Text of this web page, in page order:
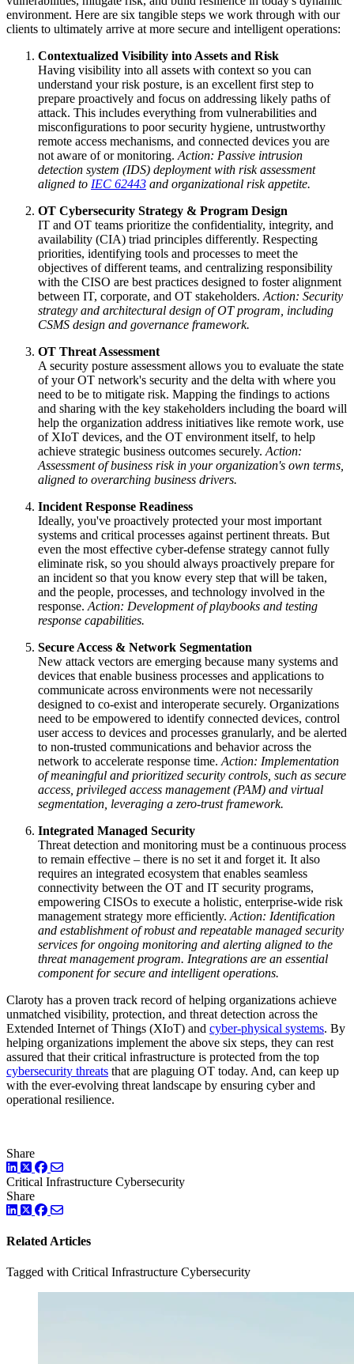
environment. Here are six tangible steps we work through with our
clients to ultimately arrive at more secure and intelligent operations:
Contextualized Visibility into Assets and Risk
Having visibility into all assets with context so you can
understand your risk posture, is an excellent first step to
prepare proactively and focus on addressing likely paths of
attack. This includes everything from vulnerabilities and
misconfigurations to poor security hygiene, untrustworthy
remote access mechanisms, and connected devices you are
not aware of or monitoring. Action: Passive intrusion
detection system (IDS) deployment with risk assessment
aligned to IEC 62443 and organizational risk appetite.
OT Cybersecurity Strategy & Program Design
IT and OT teams prioritize the confidentiality, integrity, and
availability (CIA) triad principles differently. Respecting
priorities, identifying tools and processes to meet the
objectives of different teams, and centralizing responsibility
with the CISO are best practices designed to foster alignment
between IT, corporate, and OT stakeholders. Action: Security
strategy and architectural design of OT program, including
CSMS design and governance framework.
OT Threat Assessment
A security posture assessment allows you to evaluate the state
of your OT network's security and the delta with where you
need to be to mitigate risk. Mapping the findings to actions
and sharing with the key stakeholders including the board will
help the organization address initiatives like remote work, use
of XIoT devices, and the OT environment itself, to help
achieve strategic business outcomes securely. Action:
Assessment of business risk in your organization's own terms,
aligned to overarching business drivers.
Incident Response Readiness
Ideally, you've proactively protected your most important
systems and critical processes against pertinent threats. But
even the most effective cyber-defense strategy cannot fully
eliminate risk, so you should always proactively prepare for
an incident so that you know every step that will be taken,
and the people, processes, and technology involved in the
response. Action: Development of playbooks and testing
response capabilities.
Secure Access & Network Segmentation
New attack vectors are emerging because many systems and
devices that enable business processes and applications to
communicate across environments were not necessarily
designed to co-exist and interoperate securely. Organizations
need to be empowered to identify connected devices, control
user access to devices and processes granularly, and be alerted
to non-trusted communications and behavior across the
network to accelerate response time. Action: Implementation
of meaningful and prioritized security controls, such as secure
access, privileged access management (PAM) and virtual
segmentation, leveraging a zero-trust framework.
Integrated Managed Security
Threat detection and monitoring must be a continuous process
to remain effective – there is no set it and forget it. It also
requires an integrated ecosystem that enables seamless
connectivity between the OT and IT security programs,
empowering CISOs to execute a holistic, enterprise-wide risk
management strategy more efficiently. Action: Identification
and establishment of robust and repeatable managed security
services for ongoing monitoring and alerting aligned to the
threat management program. Integrations are an essential
component for secure and intelligent operations.
Claroty has a proven track record of helping organizations achieve
unmatched visibility, protection, and threat detection across the
Extended Internet of Things (XIoT) and cyber-physical systems. By
helping organizations implement the above six steps, they can rest
assured that their critical infrastructure is protected from the top
cybersecurity threats that are plaguing OT today. And, can keep up
with the ever-evolving threat landscape by ensuring cyber and
operational resilience.
Share
LinkedIn
TwitterFacebook
Critical Infrastructure Cybersecurity
Share
LinkedIn
TwitterFacebook
Related Articles
Tagged with Critical Infrastructure Cybersecurity